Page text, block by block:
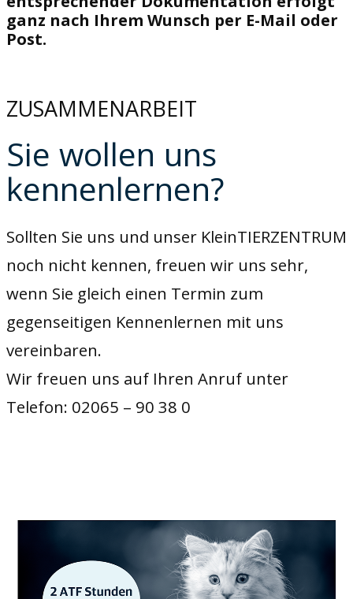
ganz nach Ihrem Wunsch per E-Mail oder
Post.
ZUSAMMENARBEIT
Sie wollen uns
kennenlernen?
Sollten Sie uns und unser KleinTIERZENTRUM
noch nicht kennen, freuen wir uns sehr,
wenn Sie gleich einen Termin zum
gegenseitigen Kennenlernen mit uns
vereinbaren.
Wir freuen uns auf Ihren Anruf unter
Telefon: 02065 – 90 38 0